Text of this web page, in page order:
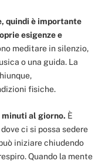
quindi è importante
esigenze e
meditare in silenzio,
o una guida. La
fisiche.
minuti al giorno. È
ci si possa sedere
iniziare chiudendo
Quando la mente